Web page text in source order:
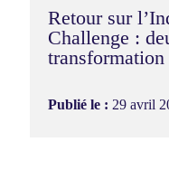
Retour sur
Challenge :
Publié le : 29 avril